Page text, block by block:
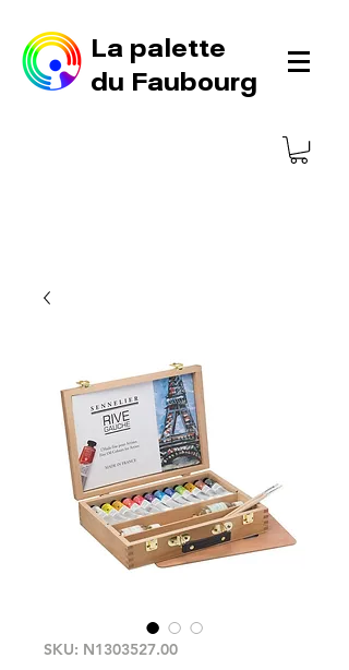
La palette
du Faubourg
SKU: N1303527.00